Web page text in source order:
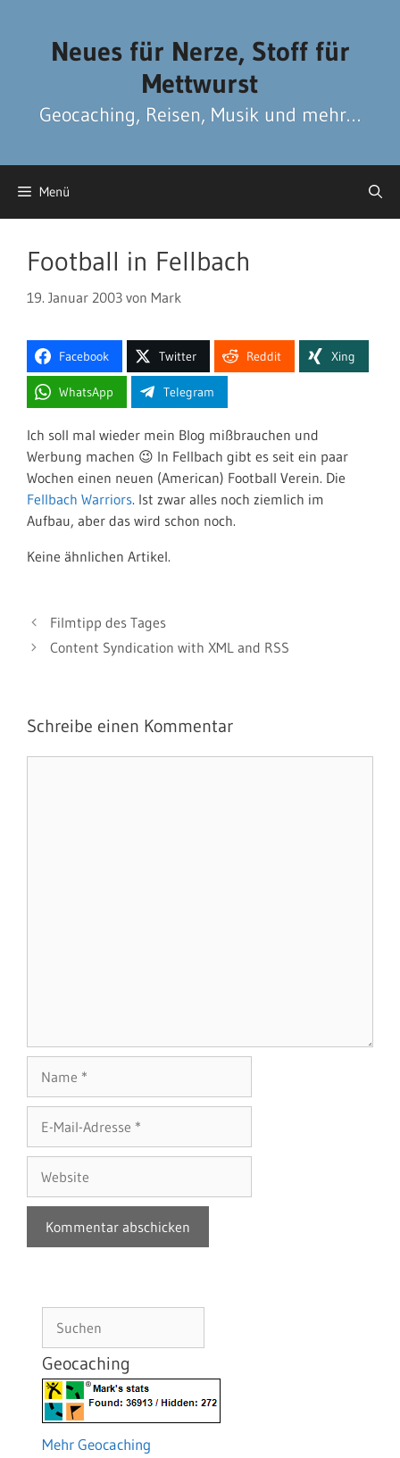
Neues für Nerze, Stoff für
Mettwurst
Geocaching, Reisen, Musik und mehr…
Menü
Football in Fellbach
19. Januar 2003 von Mark
Facebook Twitter Reddit Xing
WhatsApp Telegram
Ich soll mal wieder mein Blog mißbrauchen und
Werbung machen 😉 In Fellbach gibt es seit ein paar
Wochen einen neuen (American) Football Verein. Die
Fellbach Warriors. Ist zwar alles noch ziemlich im
Aufbau, aber das wird schon noch.
Keine ähnlichen Artikel.
Filmtipp des Tages
Content Syndication with XML and RSS
Schreibe einen Kommentar
Mail-
Adresse
Geocaching
Mehr Geocaching